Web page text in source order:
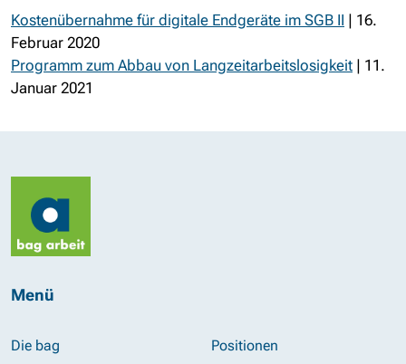
Kostenübernahme für digitale Endgeräte im SGB II | 16.
Februar 2020
Programm zum Abbau von Langzeitarbeitslosigkeit | 11.
Januar 2021
Menü
Die bag
Positionen